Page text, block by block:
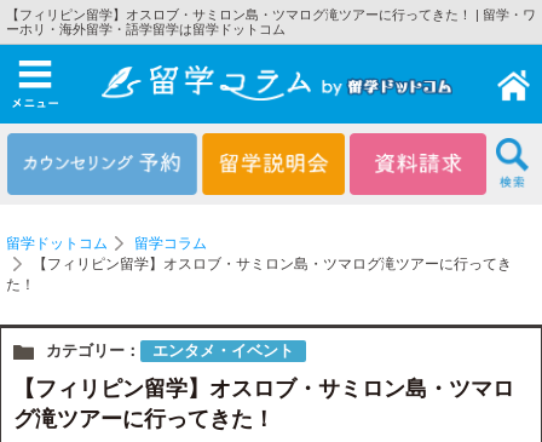
【フィリピン留学】オスロブ・サミロン島・ツマログ滝ツアーに行ってきた！ | 留学・ワ
ーホリ・海外留学・語学留学は留学ドットコム
メニュー
留学ドットコム
留学コラム
【フィリピン留学】オスロブ・サミロン島・ツマログ滝ツアーに行ってき
た！
カテゴリー： エンタメ・イベント
【フィリピン留学】オスロブ・サミロン島・ツマロ
グ滝ツアーに行ってきた！